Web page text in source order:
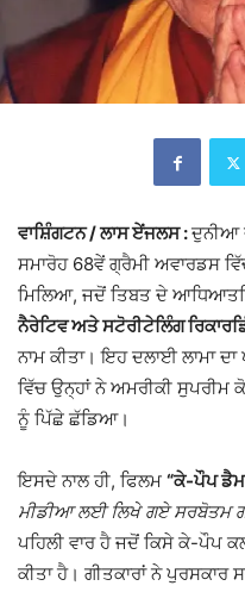
ਵਾਸ਼ਿੰਗਟਨ / ਲਾਸ ਏਂਜਲਸ :ਦੁਨੀਆ
ਸਮਾਰੋਹ 68ਵੇਂ ਗ੍ਰੈਮੀ ਅਵਾਰਡਸ
ਮਿਲਿਆ, ਜਦੋਂ ਤਿਬਤ ਦੇ
ਨੈਰੇਟਿਵ ਅਤੇ ਸਟੋਰੀਟੇਲਿੰਗ
ਨਾਮ ਕੀਤਾ। ਇਹ ਦਲਾਈ ਲਾਮਾ
ਵਿੱਚ ਉਨ੍ਹਾਂ ਨੇ ਅਮਰੀਕੀ ਸੁਪਰੀਮ
ਨੂੰ ਪਿੱਛੇ ਛੱਡਿਆ।
ਇਸਦੇ ਨਾਲ ਹੀ, ਫਿਲਮ “ਕੇ-ਪੌਪ
ਮੀਡੀਆ ਲਈ ਲਿਖੇ ਗਏ ਸਰਬੋਤਮ
ਪਹਿਲੀ ਵਾਰ ਹੈ ਜਦੋਂ ਕਿਸੇ ਕੇ-ਪੌਪ
ਕੀਤਾ ਹੈ। ਗੀਤਕਾਰਾਂ ਨੇ